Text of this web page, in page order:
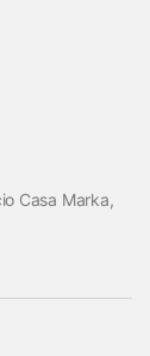
Casa Marka,